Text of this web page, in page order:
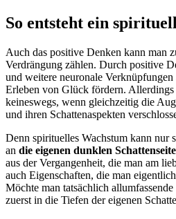
So entsteht ein
Auch das positive Denken kann man
Verdrängung zählen. Durch positive
und weitere neuronale
Erleben von Glück fördern.
keineswegs, wenn gleichzeitig die
und ihren Schattenaspekten
Denn spirituelles Wachstum kann nur
an die eigenen dunklen
aus der Vergangenheit, die man am
auch Eigenschaften, die man
Möchte man tatsächlich
zuerst in die Tiefen der eigenen